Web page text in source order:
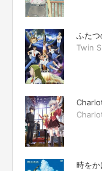
ふたつ
Twin
時を